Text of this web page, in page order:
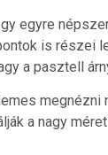
egyre
is részei
a pasztell
megnézni
a nagy